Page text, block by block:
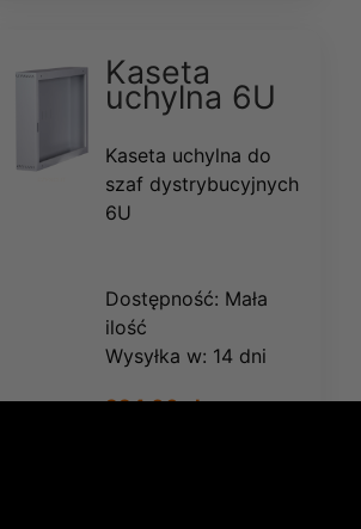
Kaseta
uchylna 6U
Kaseta uchylna do
szaf dystrybucyjnych
6U
Dostępność: Mała
ilość
Wysyłka w: 14 dni
224,06 zł